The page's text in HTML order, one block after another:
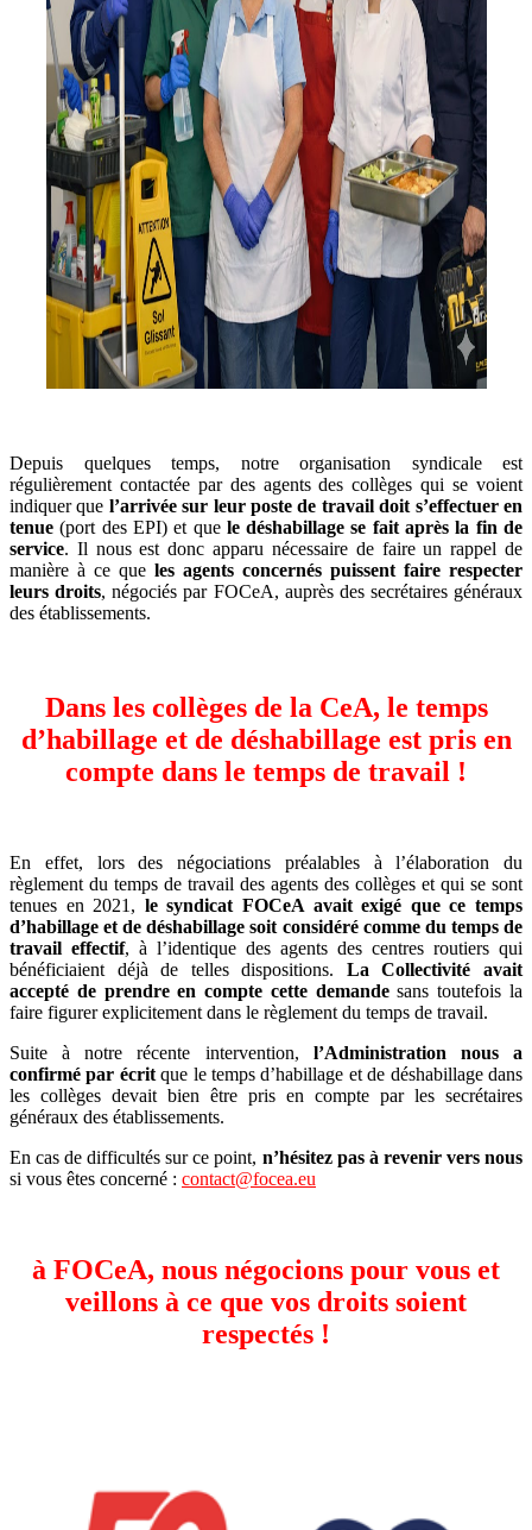
Depuis quelques temps, notre organisation syndicale est
régulièrement contactée par des agents des collèges qui se voient
indiquer que l’arrivée sur leur poste de travail doit s’effectuer en
tenue (port des EPI) et que le déshabillage se fait après la fin de
service. Il nous est donc apparu nécessaire de faire un rappel de
manière à ce que les agents concernés puissent faire respecter
leurs droits, négociés par FOCeA, auprès des secrétaires généraux
des établissements.
Dans les collèges de la CeA, le temps
d’habillage et de déshabillage est pris en
compte dans le temps de travail !
En effet, lors des négociations préalables à l’élaboration du
règlement du temps de travail des agents des collèges et qui se sont
tenues en 2021, le syndicat FOCeA avait exigé que ce temps
d’habillage et de déshabillage soit considéré comme du temps de
travail effectif, à l’identique des agents des centres routiers qui
bénéficiaient déjà de telles dispositions. La Collectivité avait
accepté de prendre en compte cette demandesans toutefois la
faire figurer explicitement dans le règlement du temps de travail.
Suite à notre récente intervention, l’Administration nous a
confirmé par écritque le temps d’habillage et de déshabillage dans
les collèges devait bien être pris en compte par les secrétaires
généraux des établissements.
En cas de difficultés sur ce point, n’hésitez pas à revenir vers nous
si vous êtes concerné : contact@focea.eu
à FOCeA, nous négocions pour vous et
veillons à ce que vos droits soient
respectés !